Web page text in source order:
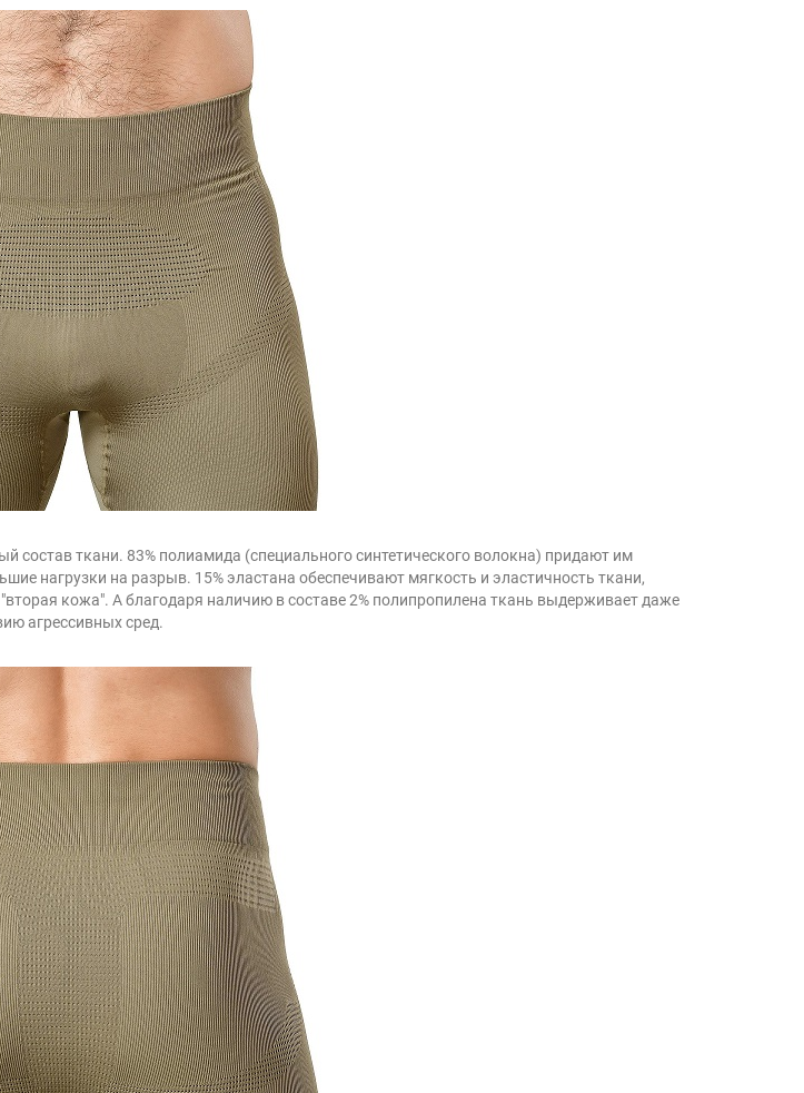
ткани. 83% полиамида (специального синтетического волокна) придают им
нагрузки на разрыв. 15% эластана обеспечивают мягкость и эластичность ткани,
кожа". А благодаря наличию в составе 2% полипропилена ткань выдерживает даже
агрессивных сред.